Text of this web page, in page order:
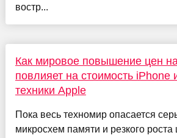
востр...
Как мировое повышение цен
повлияет на стоимость iPhone
техники Apple
Пока весь техномир опасается
микросхем памяти и резкого роста